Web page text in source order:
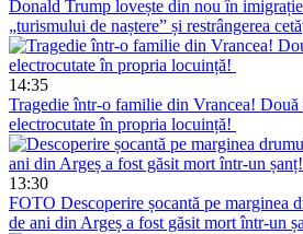
Donald Trump lovește din nou în
„turismului de naștere” și restrângerea
14:35
Tragedie într-o familie din Vrancea! Două
electrocutate în propria locuință!
13:30
FOTO Descoperire șocantă pe marginea
de ani din Argeș a fost găsit mort într-un